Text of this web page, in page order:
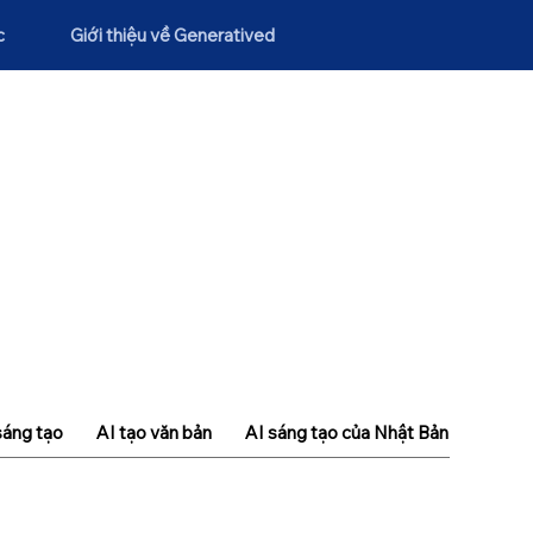
Giới thiệu về Generatived
tạo AI tạo văn bản AI sáng tạo của Nhật Bản